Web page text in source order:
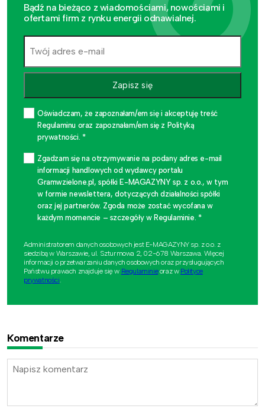
Bądź na bieżąco z wiadomościami, nowościami i
ofertami firm z rynku energii odnawialnej.
Zapisz się
Oświadczam, że zapoznałam/em się i akceptuję treść
Regulaminu oraz zapoznałam/em się z Polityką
prywatności. *
Zgadzam się na otrzymywanie na podany adres e-mail
informacji handlowych od wydawcy portalu
Gramwzielone.pl, spółki E-MAGAZYNY sp. z o.o., w tym
w formie newslettera, dotyczących działalności spółki
oraz jej partnerów. Zgoda może zostać wycofana w
każdym momencie – szczegóły w Regulaminie. *
Administratorem danych osobowych jest E-MAGAZYNY sp. z o.o. z
siedzibą w Warszawie, ul. Szturmowa 2, 02-678 Warszawa. Więcej
informacji o przetwarzaniu danych osobowych oraz przysługujących
Państwu prawach znajduje się w Regulaminieoraz w Polityce
prywatności
Komentarze